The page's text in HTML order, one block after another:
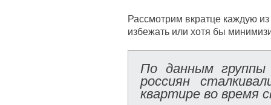
Рассмотрим вкратце каждую
избежать или хотя бы
По данным группы
россиян
квартире во время